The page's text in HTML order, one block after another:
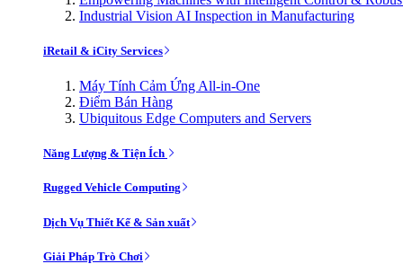
Industrial Vision AI Inspection in Manufacturing
iRetail & iCity Services
Máy Tính Cảm Ứng All-in-One
Điểm Bán Hàng
Ubiquitous Edge Computers and Servers
Năng Lượng & Tiện Ích
Rugged Vehicle Computing
Dịch Vụ Thiết Kế & Sản xuất
Giải Pháp Trò Chơi